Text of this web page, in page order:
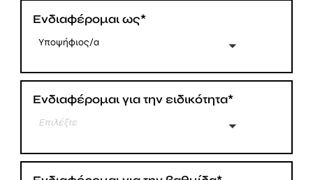
Ενδιαφέρομαι ως*
Υποψήφιος/α
Ενδιαφέρομαι για την ειδικότητα*
Επιλέξτε